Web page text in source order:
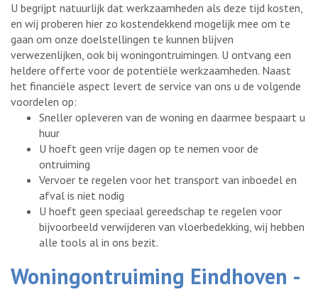
U begrijpt natuurlijk dat werkzaamheden als deze tijd kosten,
en wij proberen hier zo kostendekkend mogelijk mee om te
gaan om onze doelstellingen te kunnen blijven
verwezenlijken, ook bij woningontruimingen. U ontvang een
heldere offerte voor de potentiële werkzaamheden. Naast
het financiële aspect levert de service van ons u de volgende
voordelen op:
Sneller opleveren van de woning en daarmee bespaart u
huur
U hoeft geen vrije dagen op te nemen voor de
ontruiming
Vervoer te regelen voor het transport van inboedel en
afval is niet nodig
U hoeft geen speciaal gereedschap te regelen voor
bijvoorbeeld verwijderen van vloerbedekking, wij hebben
alle tools al in ons bezit.
Woningontruiming Eindhoven -